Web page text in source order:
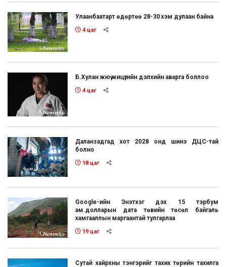
Улаанбаатарт өдөртөө 28-30 хэм дулаан байна
4 цаг
Б.Хулан жюү жицүгийн дэлхийн аварга боллоо
4 цаг
Даланзадгад хот 2028 онд шинэ ДЦС-тай
болно
18 цаг
Google-ийн Энэтхэг дэх 15 тэрбум
ам.долларын дата төвийн төсөл байгаль
хамгааллын маргаантай тулгарлаа
19 цаг
Сутай хайрхны тэнгэрийг тахих төрийн тахилга